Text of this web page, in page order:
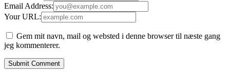
Email Address:
Your URL:
Gem mit navn, mail og websted i denne browser til næste gang
jeg kommenterer.